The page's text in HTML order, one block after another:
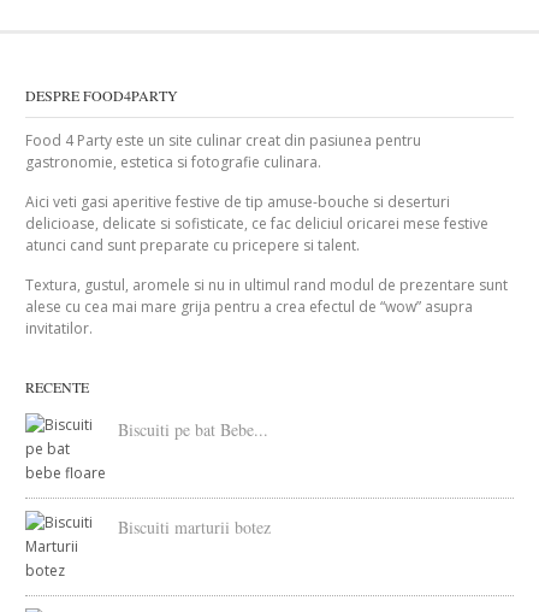
DESPRE FOOD4PARTY
Food 4 Party este un site culinar creat din pasiunea pentru
gastronomie, estetica si fotografie culinara.
Aici veti gasi aperitive festive de tip amuse-bouche si deserturi
delicioase, delicate si sofisticate, ce fac deliciul oricarei mese festive
atunci cand sunt preparate cu pricepere si talent.
Textura, gustul, aromele si nu in ultimul rand modul de prezentare sunt
alese cu cea mai mare grija pentru a crea efectul de “wow” asupra
invitatilor.
RECENTE
Biscuiti pe bat Bebe...
Biscuiti marturii botez